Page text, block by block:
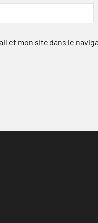
et mon site dans le